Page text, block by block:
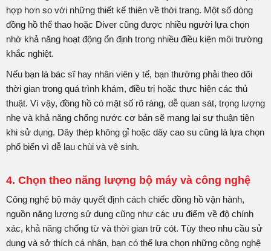
hợp hơn so với những thiết kế thiên về thời trang. Một số dòng
đồng hồ thể thao hoặc Diver cũng được nhiều người lựa chọn
nhờ khả năng hoạt động ổn định trong nhiều điều kiện môi trường
khắc nghiệt.
Nếu bạn là bác sĩ hay nhân viên y tế, bạn thường phải theo dõi
thời gian trong quá trình khám, điều trị hoặc thực hiện các thủ
thuật. Vì vậy, đồng hồ có mặt số rõ ràng, dễ quan sát, trọng lượng
nhẹ và khả năng chống nước cơ bản sẽ mang lại sự thuận tiện
khi sử dụng. Dây thép không gỉ hoặc dây cao su cũng là lựa chọn
phổ biến vì dễ lau chùi và vệ sinh.
4. Chọn theo năng lượng bộ máy và công nghệ
Công nghệ bộ máy quyết định cách chiếc đồng hồ vận hành,
nguồn năng lượng sử dụng cũng như các ưu điểm về độ chính
xác, khả năng chống từ và thời gian trữ cót. Tùy theo nhu cầu sử
dụng và sở thích cá nhân, bạn có thể lựa chọn những công nghệ